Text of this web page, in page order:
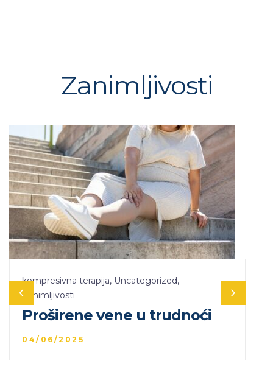
Zanimljivosti
kompresivna terapija, Uncategorized,
Zanimljivosti
Proširene vene u trudnoći
04/06/2025